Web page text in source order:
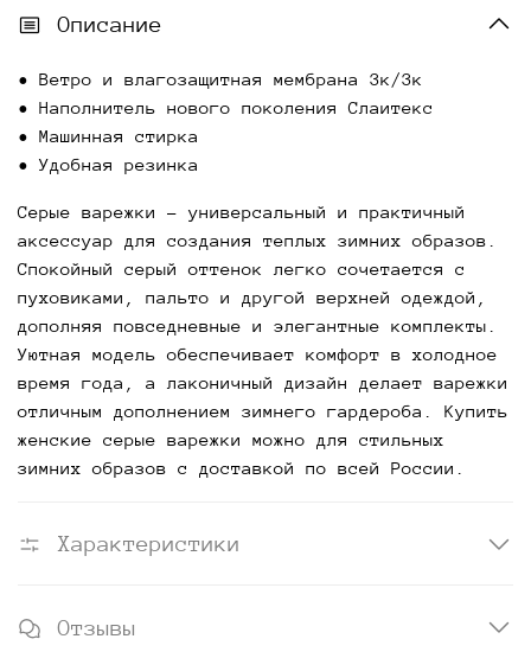
Описание
• Ветро и влагозащитная мембрана 3к/3к
• Наполнитель нового поколения Слаитекс
• ⁠Машинная стирка
• Удобная резинка
Серые варежки
- универсальный и практичный
аксессуар для создания теплых зимних образов.
Спокойный серый оттенок легко сочетается с
пуховиками, пальто и другой верхней одеждой,
дополняя повседневные и элегантные комплекты.
Уютная модель обеспечивает комфорт в холодное
время года, а лаконичный дизайн делает варежки
отличным дополнением зимнего гардероба. Купить
женские серые варежки можно для стильных
зимних образов с доставкой по всей России.
Характеристики
Отзывы